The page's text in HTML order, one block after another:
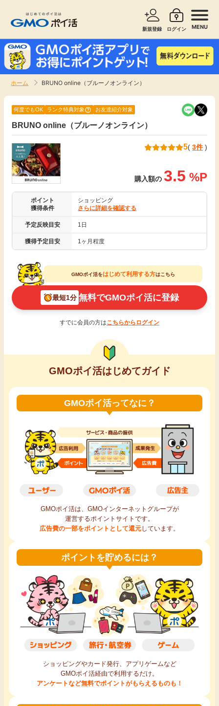
新規登録 ログイン MENU
ホーム BRUNO online（ブルーノオンライン）
新着
高還元
無料
即日還元
アンケート
ゲーム
お友達紹介
毎日ゲット
特集一覧
GMOポイ活の使い方
サービスで探す ショッピングで探す
無料サービス
エンタメ
クレジットカード
暮らし
学び
進学・教育
月額有料サービス
何度でもOK ランク特典対象 お友達紹介対象
BRUNO online（ブルーノオンライン）
5( 3件)
購入額の 3.5 %P
ポイント
獲得条件
ショッピング
さらに詳細を確認する
予定反映目安 1日
獲得予定目安 1ヶ月程度
GMOポイ活をはじめて利用する方はこちら
最短1分 無料でGMOポイ活に登録
すでに会員の方はこちらからログイン
GMOポイ活はじめてガイド
GMOポイ活ってなに？
GMOポイ活は、GMOインターネットグループが
運営するポイントサイトです。
広告費の一部をポイントとして還元しています。
ポイントを貯めるには？
ショッピングやカード発行、アプリゲームなど
GMOポイ活経由で利用するだけ。
アンケートなど無料でポイントがもらえるものも！